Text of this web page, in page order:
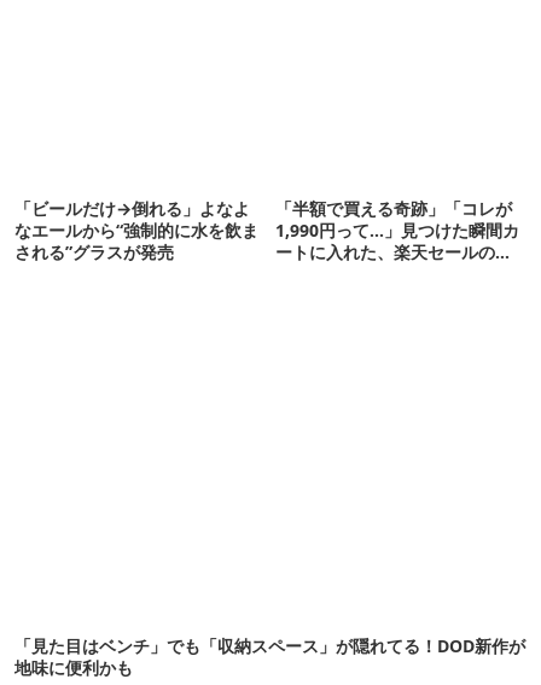
「ビールだけ→倒れる」よなよ
なエールから“強制的に水を飲ま
される”グラスが発売
「半額で買える奇跡」「コレが
1,990円って…」見つけた瞬間カ
ートに入れた、楽天セールの
「見た目はベンチ」でも「収納スペース」が隠れてる！DOD新作が
地味に便利かも